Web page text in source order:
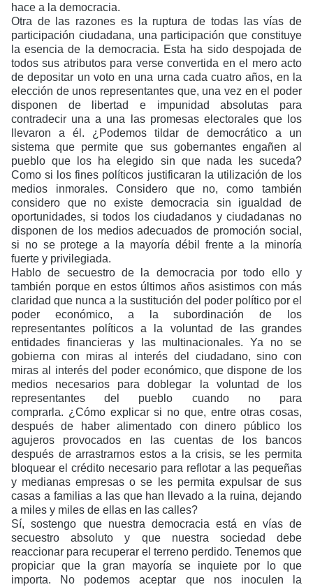
hace a la democracia.
Otra de las razones es la ruptura de todas las vías de
participación ciudadana, una participación que constituye
la esencia de la democracia. Esta ha sido despojada de
todos sus atributos para verse convertida en el mero acto
de depositar un voto en una urna cada cuatro años, en la
elección de unos representantes que, una vez en el poder
disponen de libertad e impunidad absolutas para
contradecir una a una las promesas electorales que los
llevaron a él. ¿Podemos tildar de democrático a un
sistema que permite que sus gobernantes engañen al
pueblo que los ha elegido sin que nada les suceda?
Como si los fines políticos justificaran la utilización de los
medios inmorales. Considero que no, como también
considero que no existe democracia sin igualdad de
oportunidades, si todos los ciudadanos y ciudadanas no
disponen de los medios adecuados de promoción social,
si no se protege a la mayoría débil frente a la minoría
fuerte y privilegiada.
Hablo de secuestro de la democracia por todo ello y
también porque en estos últimos años asistimos con más
claridad que nunca a la sustitución del poder político por el
poder económico, a la subordinación de los
representantes políticos a la voluntad de las grandes
entidades financieras y las multinacionales. Ya no se
gobierna con miras al interés del ciudadano, sino con
miras al interés del poder económico, que dispone de los
medios necesarios para doblegar la voluntad de los
representantes del pueblo cuando no para
comprarla. ¿Cómo explicar si no que, entre otras cosas,
después de haber alimentado con dinero público los
agujeros provocados en las cuentas de los bancos
después de arrastrarnos estos a la crisis, se les permita
bloquear el crédito necesario para reflotar a las pequeñas
y medianas empresas o se les permita expulsar de sus
casas a familias a las que han llevado a la ruina, dejando
a miles y miles de ellas en las calles?
Sí, sostengo que nuestra democracia está en vías de
secuestro absoluto y que nuestra sociedad debe
reaccionar para recuperar el terreno perdido. Tenemos que
propiciar que la gran mayoría se inquiete por lo que
importa. No podemos aceptar que nos inoculen la